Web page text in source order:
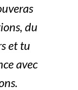
du
et tu
avec